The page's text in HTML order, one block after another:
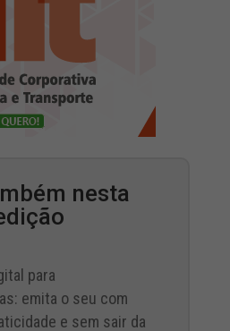
nesta
para
emita o seu com
e sem sair da